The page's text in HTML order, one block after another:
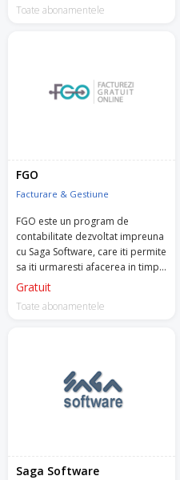
sectoare.
Toate abonamentele
FGO
Facturare & Gestiune
FGO este un program de
contabilitate dezvoltat impreuna
cu Saga Software, care iti permite
sa iti urmaresti afacerea in timp
real.
Gratuit
Toate abonamentele
Saga Software